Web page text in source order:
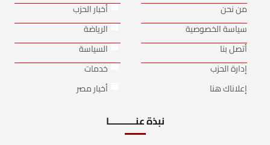
من نحن
سياسة الخصوصية
أتصل بنا
إدارة الحزب
إعلاناك هنا
أخبار الحزب
الرياضة
السياسة
خدمات
أخبار مصر
نبذة عنـــــــــــا